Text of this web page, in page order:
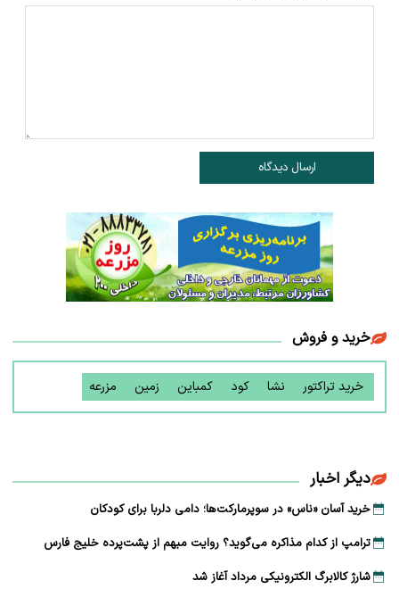
ارسال دیدگاه
خرید و فروش
خرید تراکتور نشا کود کمباین زمین مزرعه
دیگر اخبار
خرید آسان «ناس» در سوپرمارکت‌ها؛ دامی دلربا برای کودکان
ترامپ از کدام مذاکره می‌گوید؟ روایت مبهم از پشت‌پرده خلیج فارس
شارژ کالابرگ الکترونیکی مرداد آغاز شد